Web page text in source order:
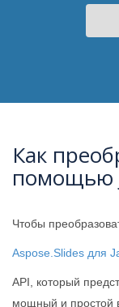
Как
помощью
Чтобы
Aspose.Slides для
API, который
мощный и простой